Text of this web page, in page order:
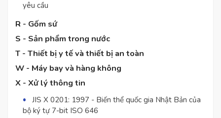
yêu cầu
R - Gốm sứ
S - Sản phẩm trong nước
T - Thiết bị y tế và thiết bị an toàn
W - Máy bay và hàng không
X - Xử lý thông tin
JIS X 0201: 1997 - Biến thể quốc gia Nhật Bản của
bộ ký tự 7-bit ISO 646